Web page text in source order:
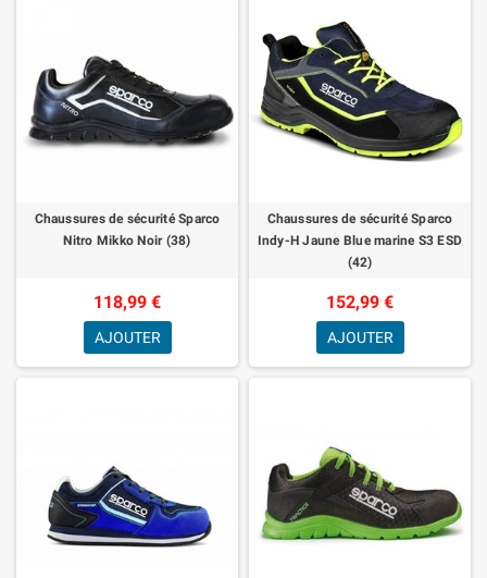
Chaussures de sécurité Sparco
Nitro Mikko Noir (38)
118,99 €
AJOUTER
Chaussures de sécurité Sparco
Indy-H Jaune Blue marine S3 ESD
(42)
152,99 €
AJOUTER